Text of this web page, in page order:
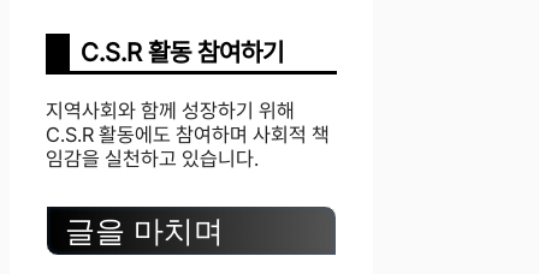
C.S.R 활동 참여하기
지역사회와 함께 성장하기 위해
C.S.R 활동에도 참여하며 사회적 책
임감을 실천하고 있습니다.
글을 마치며